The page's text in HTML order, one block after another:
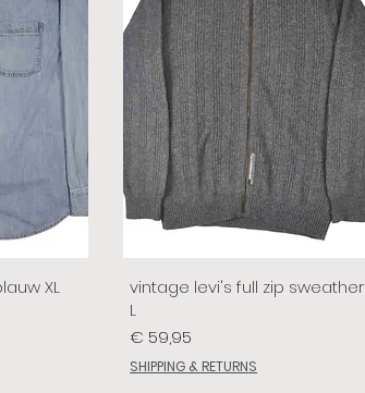
XL
vintage levi's full zip sweather
L
Prijs
€ 59,95
SHIPPING & RETURNS